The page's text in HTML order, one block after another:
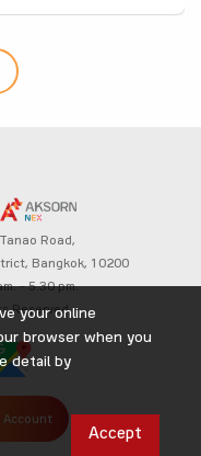
Tanao Road,
Bangkok, 10200
– 5.30 pm.
Reserved
Account
your online
browser when you
detail by
Accept